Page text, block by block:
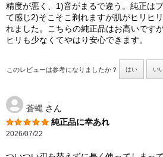
精度が悪く、1)音がまるで違う。純正は
て感じ2)そこそこ剃れますが肌がヒリヒ
れました。こちらの純正品はお高いです
ヒリも少なくてやはり安心できます。
このレビューは参考になりましたか？ はい い
蒼蝿 さん
純正品に幸あれ
2026/07/22